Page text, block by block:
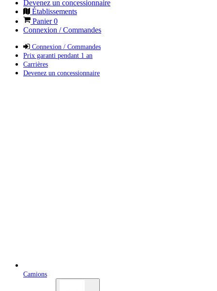
Devenez un concessionnaire
Établissements
Panier0
Connexion / Commandes
Connexion / Commandes
Prix garanti pendant 1 an
Carrières
Devenez un concessionnaire
Camions